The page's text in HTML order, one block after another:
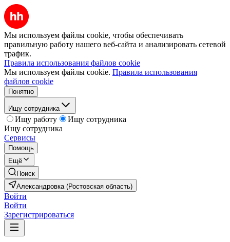
Мы используем файлы cookie, чтобы обеспечивать
правильную работу нашего веб-сайта и анализировать сетевой
трафик.
Правила использования файлов cookie
Мы используем файлы cookie. Правила использования
файлов cookie
Понятно
Ищу сотрудника
Ищу работу
Ищу сотрудника
Ищу сотрудника
Сервисы
Помощь
Ещё
Поиск
Александровка (Ростовская область)
Войти
Войти
Зарегистрироваться